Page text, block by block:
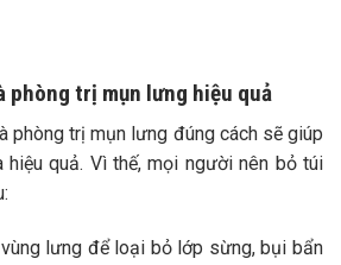
phòng trị mụn lưng hiệu quả
phòng trị mụn lưng đúng cách sẽ giúp
quả. Vì thế, mọi người nên bỏ túi
lưng để loại bỏ lớp sừng, bụi bẩn